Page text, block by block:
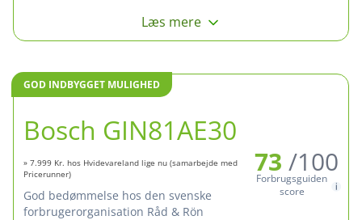
Læs mere
GOD INDBYGGET MULIGHED
Bosch GIN81AE30
» 7.999 Kr. hos Hvidevareland lige nu (samarbejde med
Pricerunner)
God bedømmelse hos den svenske
forbrugerorganisation Råd & Rön
73 /100
Forbrugsguiden
score